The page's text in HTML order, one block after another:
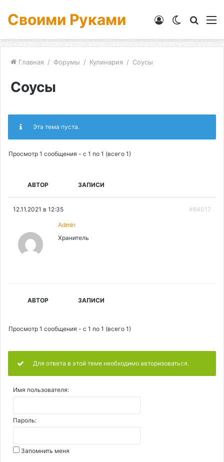
Своими Руками
Switch
Войти
Главная / Форумы / Кулинария / Соусы
Соусы
Эта тема пуста.
Просмотр 1 сообщения - с 1 по 1 (всего 1)
АВТОР ЗАПИСИ
12.11.2021 в 12:35 #84017
Admin
Хранитель
АВТОР ЗАПИСИ
Просмотр 1 сообщения - с 1 по 1 (всего 1)
Для ответа в этой теме необходимо авторизоваться.
Имя пользователя:
Пароль:
Запомнить меня